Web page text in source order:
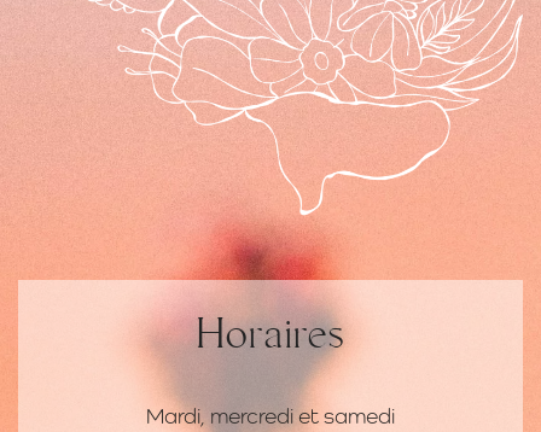
Horaires
Mardi, mercredi et samedi